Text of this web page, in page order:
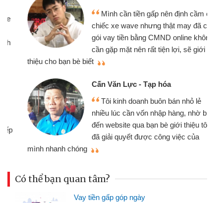
Mình cần tiền gấp nên định cầm cố
chiếc xe wave nhưng thật may đã có
gói vay tiền bằng CMND online không
cần gặp mặt nên rất tiện lợi, sẽ giới
thiệu cho bạn bè biết
Cấn Văn Lực - Tạp hóa
Tôi kinh doanh buôn bán nhỏ lẻ
nhiều lúc cần vốn nhập hàng, nhờ biết
đến website qua bạn bè giới thiệu tôi
đã giải quyết được công việc của
mình nhanh chóng
Có thể bạn quan tâm?
Vay tiền gấp góp ngày